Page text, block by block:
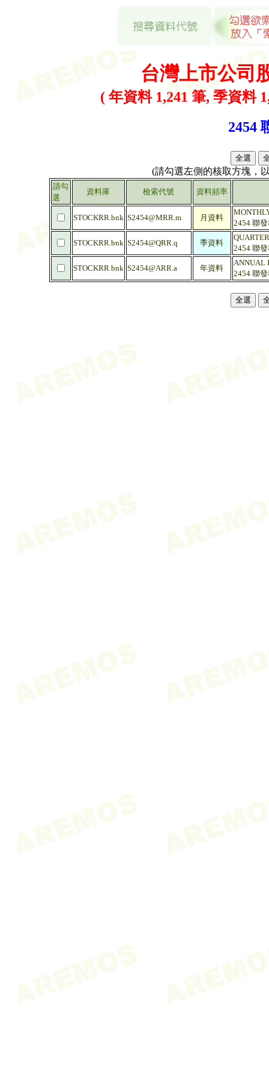
台灣上市公司
( 年資料 1,241 筆, 季資料
2454
(請勾選左側的核取方塊，
請勾
選
資料庫 檢索代號 資料頻率
STOCKRR.bnk S2454@MRR.m 月資料
2454 聯
STOCKRR.bnk S2454@QRR.q 季資料
2454 聯
STOCKRR.bnk S2454@ARR.a 年資料
ANNUAL
2454 聯